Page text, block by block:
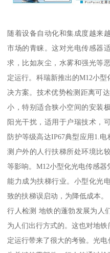
随着设备自动化和集成度越来
市场的青睐。这对光电传感器
求，比如灰尘，水雾和强光等
定运行。科瑞新推出的M12小
决方案。技术优势检测距离可
小，特别适合狭小空间的安装
阳光干扰，适用于户瑞技术，
防护等级高达IP67典型应用1.
测户外的人行扶梯所处环境比
等影响。M12小型化光电传感
能力成为扶梯行业。小型化光
致的扶梯误启动，为降低成本
行人检测 地铁的蓬勃发展为人
为人们出行方式的。这也对地
定运行带来了很大的考验。光